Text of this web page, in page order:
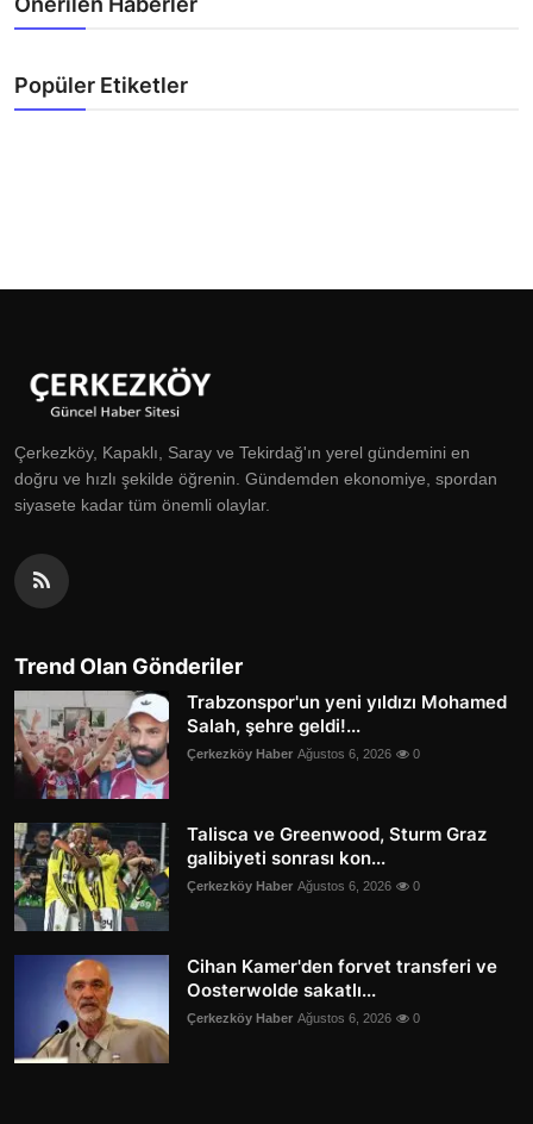
Popüler Etiketler
Çerkezköy, Kapaklı, Saray ve Tekirdağ'ın yerel gündemini en
doğru ve hızlı şekilde öğrenin. Gündemden ekonomiye, spordan
siyasete kadar tüm önemli olaylar.
Trend Olan Gönderiler
Trabzonspor'un yeni yıldızı Mohamed
Salah, şehre geldi!...
Çerkezköy Haber Ağustos 6, 2026 0
Talisca ve Greenwood, Sturm Graz
galibiyeti sonrası kon...
Çerkezköy Haber Ağustos 6, 2026 0
Cihan Kamer'den forvet transferi ve
Oosterwolde sakatlı...
Çerkezköy Haber Ağustos 6, 2026 0